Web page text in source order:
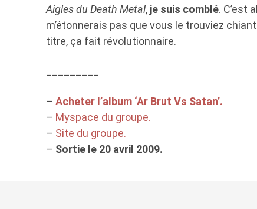
Aigles du Death Metal, je suis comblé. C’est
m’étonnerais pas que vous le trouviez
titre, ça fait révolutionnaire.
– Acheter l’album ‘Ar Brut Vs Satan’.
– Myspace du groupe.
– Site du groupe.
– Sortie le 20 avril 2009.